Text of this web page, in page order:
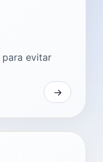
para evitar